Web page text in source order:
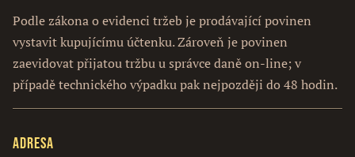
Podle zákona o evidenci tržeb je prodávající povinen
vystavit kupujícímu účtenku. Zároveň je povinen
zaevidovat přijatou tržbu u správce daně on-line; v
případě technického výpadku pak nejpozději do 48 hodin.
Adresa